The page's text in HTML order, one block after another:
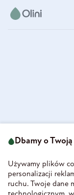
58-160 Świebodzice
REGON 890213034
INFORMACJE
Dbamy o
Używamy plików
personalizacji
ruchu. Twoje dane